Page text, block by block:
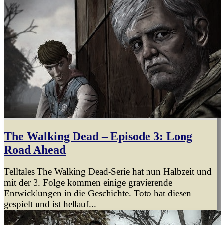
The Walking Dead – Episode 3: Long
Road Ahead
Telltales The Walking Dead-Serie hat nun Halbzeit und
mit der 3. Folge kommen einige gravierende
Entwicklungen in die Geschichte. Toto hat diesen
gespielt und ist hellauf...